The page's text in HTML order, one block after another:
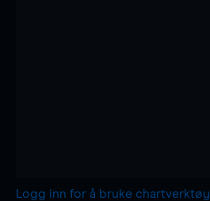
Logg inn for å bruke chartverktøy